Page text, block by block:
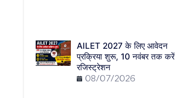
AILET 2027 के लिए आवेदन
प्रक्रिया शुरू, 10 नवंबर तक करें
रजिस्ट्रेशन
08/07/2026